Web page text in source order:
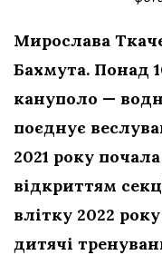
Мирослава
Бахмута. Понад
кануполо —
поєднує
2021 року
відкриттям
влітку 2022
дитячі